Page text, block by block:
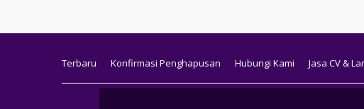
Terbaru Konfirmasi Penghapusan Hubungi Kami Jasa CV &